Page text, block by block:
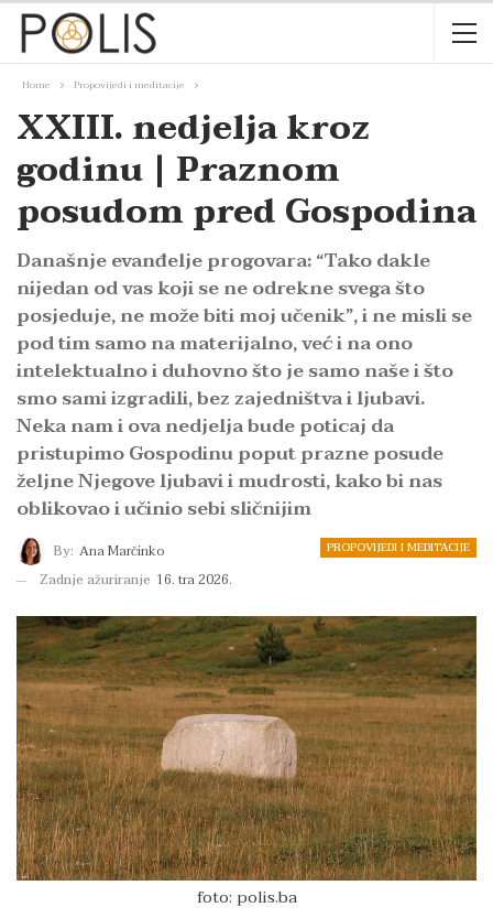
Home Propovijedi i meditacije
XXIII. nedjelja kroz
godinu | Praznom
posudom pred Gospodina
Današnje evanđelje progovara: “Tako dakle
nijedan od vas koji se ne odrekne svega što
posjeduje, ne može biti moj učenik”, i ne misli se
pod tim samo na materijalno, već i na ono
intelektualno i duhovno što je samo naše i što
smo sami izgradili, bez zajedništva i ljubavi.
Neka nam i ova nedjelja bude poticaj da
pristupimo Gospodinu poput prazne posude
željne Njegove ljubavi i mudrosti, kako bi nas
oblikovao i učinio sebi sličnijim
PROPOVIJEDI I MEDITACIJE
By: Ana Marčinko
Zadnje ažuriranje 16. tra 2026.
foto: polis.ba